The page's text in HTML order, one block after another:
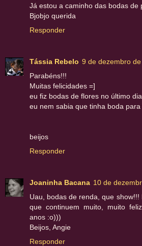
Já estou a caminho das bodas de
Bjobjo querida
Responder
Tássia Rebelo 9 de dezembro
Parabéns!!!
Muitas felicidades =]
eu fiz bodas de flores no último
eu nem sabia que tinha boda
beijos
Responder
Joaninha Bacana 10 de
Uau, bodas de renda, que
que continuem muito, muito
anos :o)))
Beijos, Angie
Responder